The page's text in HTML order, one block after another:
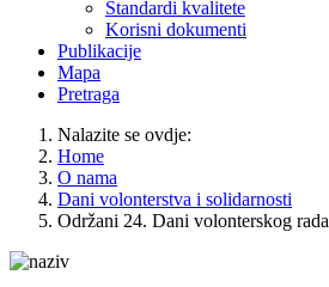
Standardi kvalitete
Korisni dokumenti
Publikacije
Mapa
Pretraga
Nalazite se ovdje:
Home
O nama
Dani volonterstva i solidarnosti
Održani 24. Dani volonterskog rada